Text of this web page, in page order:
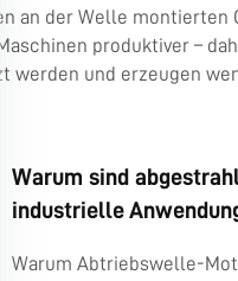
an der Welle montierten
produktiver –
werden und erzeugen
Warum sind
industrielle
Warum Abtriebswelle-